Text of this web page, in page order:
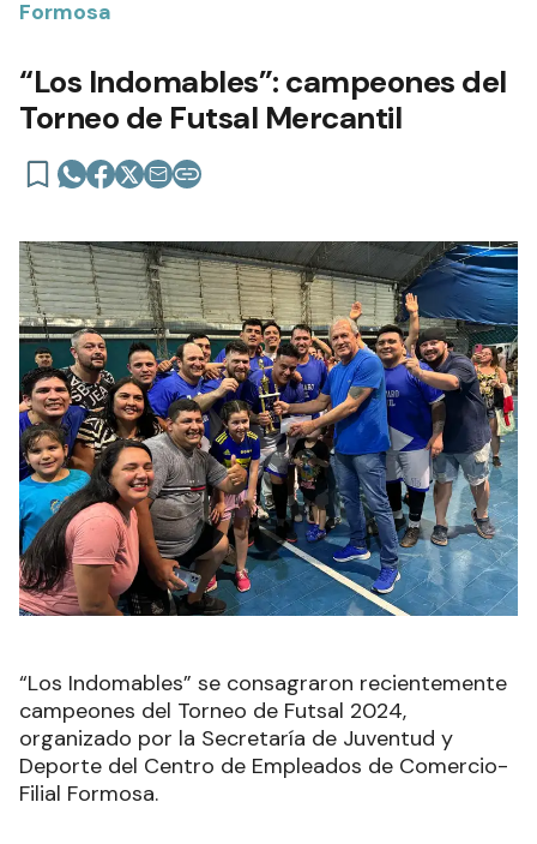
Formosa
“Los Indomables”: campeones del
Torneo de Futsal Mercantil
“Los Indomables” se consagraron recientemente
campeones del Torneo de Futsal 2024,
organizado por la Secretaría de Juventud y
Deporte del Centro de Empleados de Comercio-
Filial Formosa.